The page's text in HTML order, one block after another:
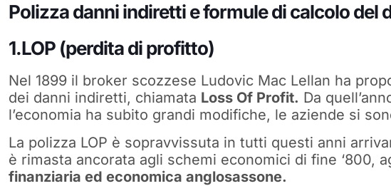
Polizza danni indiretti e formule di calcolo del
1.LOP (perdita di profitto)
Nel 1899 il broker scozzese Ludovic Mac Lellan ha
dei danni indiretti, chiamata Loss Of Profit. Da
l’economia ha subito grandi modifiche, le aziende si
La polizza LOP è sopravvissuta in tutti questi anni
è rimasta ancorata agli schemi economici di fine ‘800,
finanziaria ed economica anglosassone.